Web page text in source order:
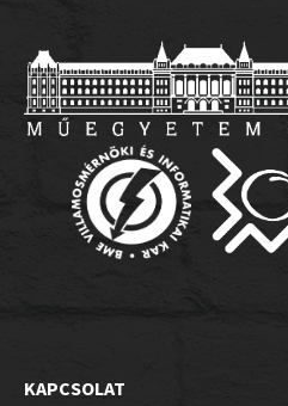
KAPCSOLAT